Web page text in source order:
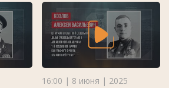
16:00 | 8 июня | 2025